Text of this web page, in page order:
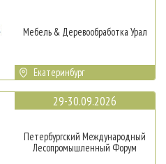
Мебель & Деревообработка Урал
Екатеринбург
29-30.09.2026
Петербургский Международный
Лесопромышленный Форум